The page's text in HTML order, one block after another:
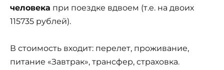
человека при поездке вдвоем (т.е. на двоих
115735 рублей).
В стоимость входит: перелет, проживание,
питание «Завтрак», трансфер, страховка.